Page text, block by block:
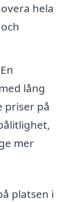
hela
En
lång
priser på
mer
platsen i